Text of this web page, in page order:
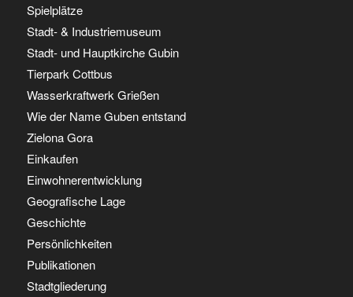
Spielplätze
Stadt- & Industriemuseum
Stadt- und Hauptkirche Gubin
Tierpark Cottbus
Wasserkraftwerk Grießen
Wie der Name Guben entstand
Zielona Gora
Einkaufen
Einwohnerentwicklung
Geografische Lage
Geschichte
Persönlichkeiten
Publikationen
Stadtgliederung